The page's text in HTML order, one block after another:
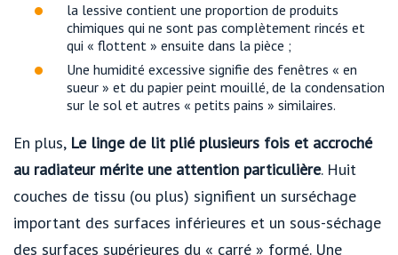
la lessive contient une proportion de produits
chimiques qui ne sont pas complètement rincés et
qui « flottent » ensuite dans la pièce ;
Une humidité excessive signifie des fenêtres « en
sueur » et du papier peint mouillé, de la condensation
sur le sol et autres « petits pains » similaires.
En plus, Le linge de lit plié plusieurs fois et accroché
au radiateur mérite une attention particulière. Huit
couches de tissu (ou plus) signifient un surséchage
important des surfaces inférieures et un sous-séchage
des surfaces supérieures du « carré » formé. Une